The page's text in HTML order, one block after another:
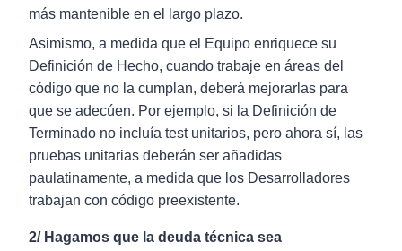
más mantenible en el largo plazo.
Asimismo, a medida que el Equipo enriquece su
Definición de Hecho, cuando trabaje en áreas del
código que no la cumplan, deberá mejorarlas para
que se adecúen. Por ejemplo, si la Definición de
Terminado no incluía test unitarios, pero ahora sí, las
pruebas unitarias deberán ser añadidas
paulatinamente, a medida que los Desarrolladores
trabajan con código preexistente.
2/ Hagamos que la deuda técnica sea